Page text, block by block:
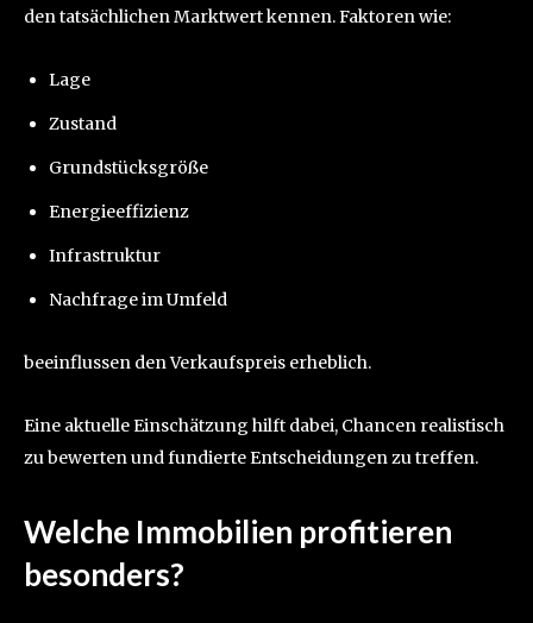
den tatsächlichen Marktwert kennen. Faktoren wie:
Lage
Zustand
Grundstücksgröße
Energieeffizienz
Infrastruktur
Nachfrage im Umfeld
beeinflussen den Verkaufspreis erheblich.
Eine aktuelle Einschätzung hilft dabei, Chancen realistisch
zu bewerten und fundierte Entscheidungen zu treffen.
Welche Immobilien profitieren
besonders?